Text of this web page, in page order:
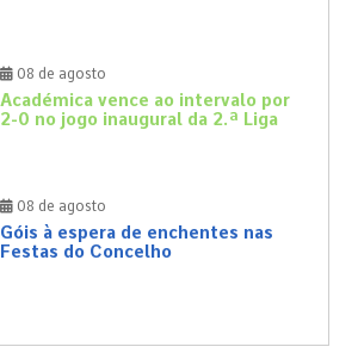
08 de agosto
Académica vence ao intervalo por
2-0 no jogo inaugural da 2.ª Liga
08 de agosto
Góis à espera de enchentes nas
Festas do Concelho